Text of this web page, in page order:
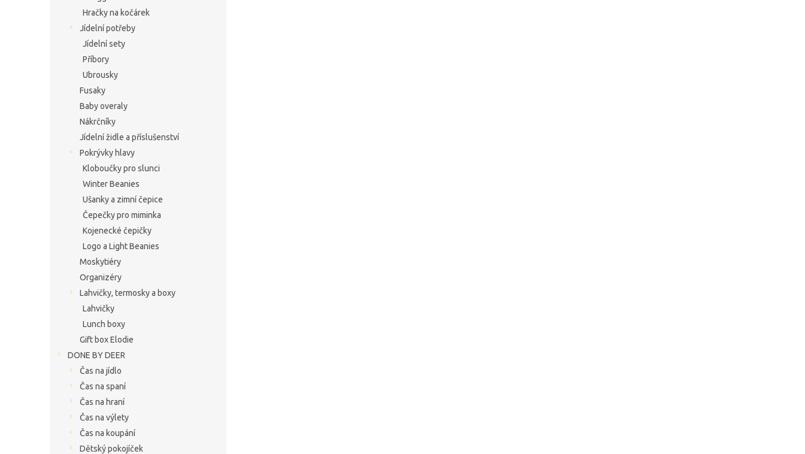
Hračky na kočárek
Jídelní potřeby
Jídelní sety
Příbory
Ubrousky
Fusaky
Baby overaly
Nákrčníky
Jídelní židle a příslušenství
Pokrývky hlavy
Kloboučky pro slunci
Winter Beanies
Ušanky a zimní čepice
Čepečky pro miminka
Kojenecké čepičky
Logo a Light Beanies
Moskytiéry
Organizéry
Lahvičky, termosky a boxy
Lahvičky
Lunch boxy
Gift box Elodie
DONE BY DEER
Čas na jídlo
Čas na spaní
Čas na hraní
Čas na výlety
Čas na koupání
Dětský pokojíček